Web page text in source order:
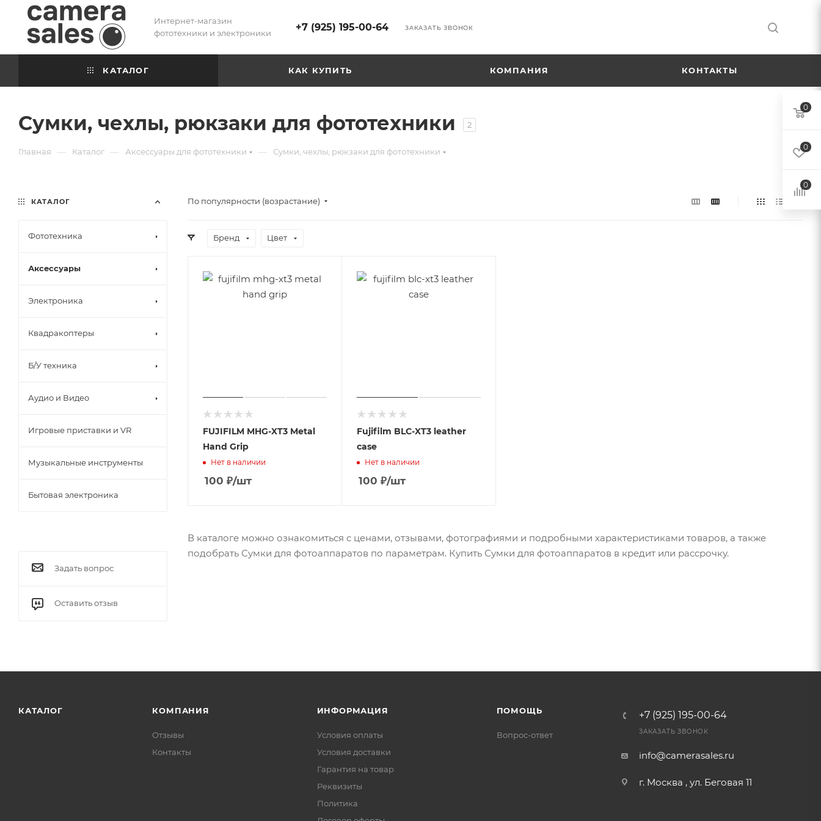
Интернет-магазин
фототехники и электроники
+7 (925) 195-00-64 ЗАКАЗАТЬ ЗВОНОК
КАТАЛОГ КАК КУПИТЬ КОМПАНИЯ КОНТАКТЫ
Сумки, чехлы, рюкзаки для фототехники 2
Главная — Каталог — Аксессуары для фототехники — Сумки, чехлы, рюкзаки для фототехники
По популярности (возрастание)
Бренд Цвет
FUJIFILM MHG-XT3 Metal
Hand Grip
Нет в наличии
100 ₽/шт
Fujifilm BLC-XT3 leather
case
Нет в наличии
100 ₽/шт
В каталоге можно ознакомиться с ценами, отзывами, фотографиями и подробными характеристиками товаров, а также
подобрать Сумки для фотоаппаратов по параметрам. Купить Сумки для фотоаппаратов в кредит или рассрочку.
КАТАЛОГ
Фототехника
Аксессуары
Электроника
Квадракоптеры
Б/У техника
Аудио и Видео
Игровые приставки и VR
Музыкальные инструменты
Бытовая электроника
Задать вопрос
Оставить отзыв
КАТАЛОГ КОМПАНИЯ
Отзывы
Контакты
ИНФОРМАЦИЯ
Условия оплаты
Условия доставки
Гарантия на товар
Реквизиты
Политика
ПОМОЩЬ
Вопрос-ответ
+7 (925) 195-00-64
ЗАКАЗАТЬ ЗВОНОК
info@camerasales.ru
г. Москва , ул. Беговая 11
0
0
0